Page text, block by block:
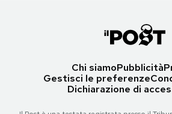
Chi siamoPubblicità
Gestisci le preferenze
Dichiarazione di